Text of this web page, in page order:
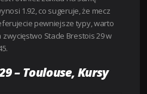
1.92, co sugeruje, że mecz
pewniejsze typy, warto
zwycięstwo Stade Brestois 29 w
– Toulouse, Kursy